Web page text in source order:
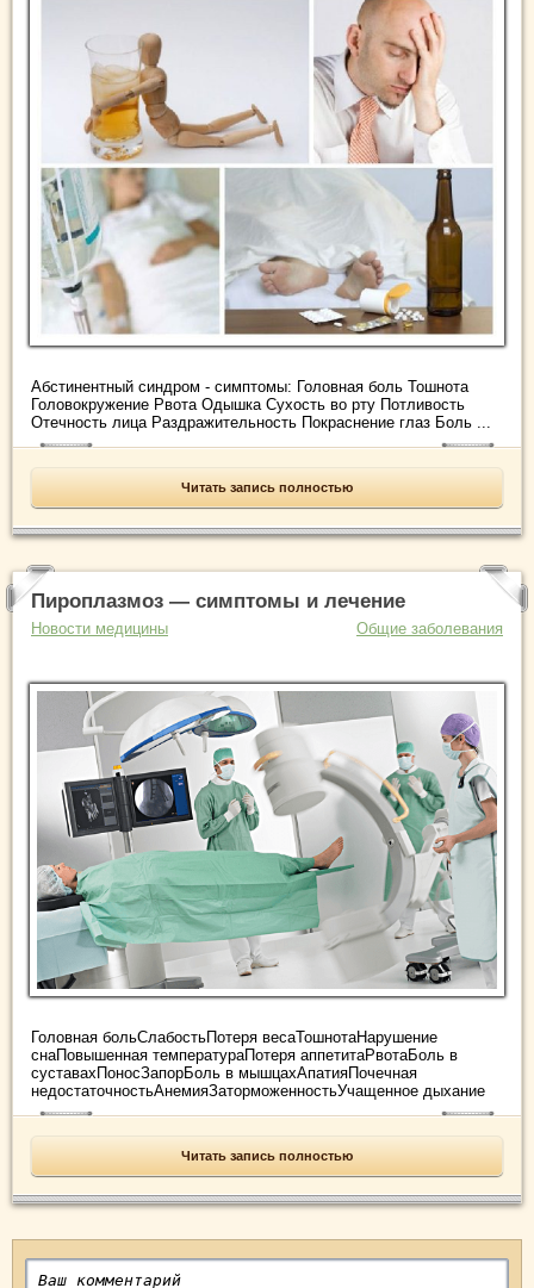
Абстинентный синдром - симптомы: Головная боль Тошнота
Головокружение Рвота Одышка Сухость во рту Потливость
Отечность лица Раздражительность Покраснение глаз Боль ...
Читать запись полностью
Пироплазмоз — симптомы и лечение
Новости медицины Общие заболевания
Головная больСлабостьПотеря весаТошнотаНарушение
снаПовышенная температураПотеря аппетитаРвотаБоль в
суставахПоносЗапорБоль в мышцахАпатияПочечная
недостаточностьАнемияЗаторможенностьУчащенное дыхание
Читать запись полностью